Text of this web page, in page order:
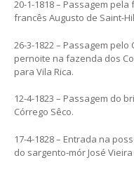
20-1-1818 – Passagem
francês Augusto de Saint-
26-3-1822 – Passagem
pernoite na fazenda dos
para Vila Rica.
12-4-1823 – Passagem do
Córrego Sêco.
17-4-1828 – Entrada na
do sargento-mór José